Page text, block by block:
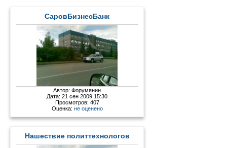
СаровБизнесБанк
Автор:Форумянин
Дата: 21 сен 2009 15:30
Просмотров: 407
Оценка: не оценено
Нашествие политтехнологов